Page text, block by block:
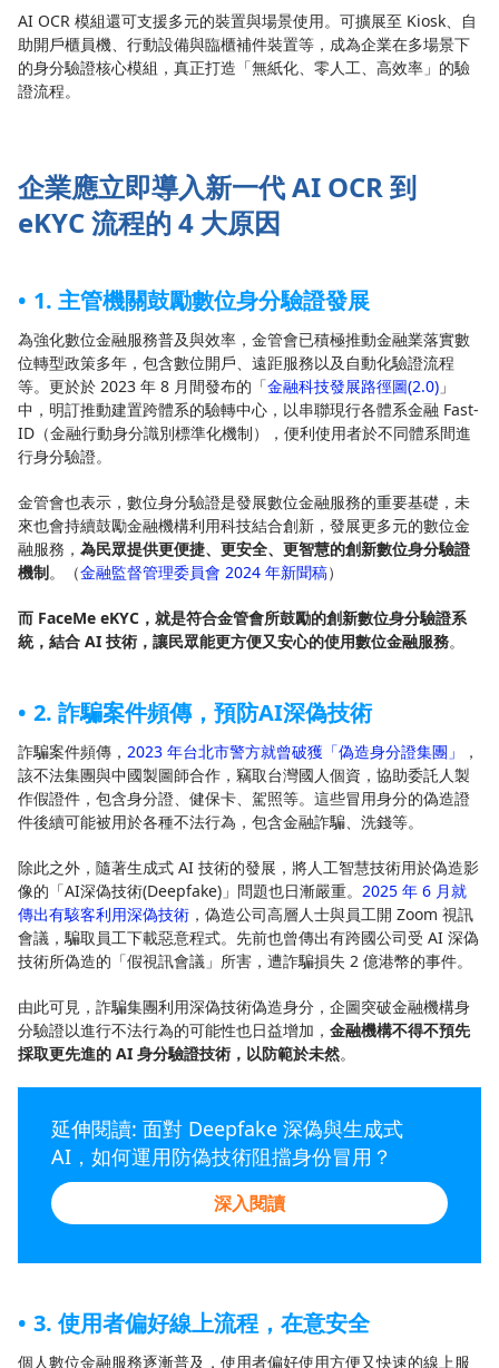
AI OCR 模組還可支援多元的裝置與場景使用。可擴展至 Kiosk、自
助開戶櫃員機、行動設備與臨櫃補件裝置等，成為企業在多場景下
的身分驗證核心模組，真正打造「無紙化、零人工、高效率」的驗
證流程。
企業應立即導入新一代 AI OCR 到
eKYC 流程的 4 大原因
1. 主管機關鼓勵數位身分驗證發展
為強化數位金融服務普及與效率，金管會已積極推動金融業落實數
位轉型政策多年，包含數位開戶、遠距服務以及自動化驗證流程
等。更於於 2023 年 8 月間發布的「金融科技發展路徑圖(2.0) 」
中，明訂推動建置跨體系的驗轉中心，以串聯現行各體系金融 Fast-
ID（金融行動身分識別標準化機制），便利使用者於不同體系間進
行身分驗證。
金管會也表示，數位身分驗證是發展數位金融服務的重要基礎，未
來也會持續鼓勵金融機構利用科技結合創新，發展更多元的數位金
融服務，為民眾提供更便捷、更安全、更智慧的創新數位身分驗證
機制。（金融監督管理委員會 2024 年新聞稿）
而 FaceMe eKYC，就是符合金管會所鼓勵的創新數位身分驗證系
統，結合 AI 技術，讓民眾能更方便又安心的使用數位金融服務。
2. 詐騙案件頻傳，預防AI深偽技術
詐騙案件頻傳，2023 年台北市警方就曾破獲「偽造身分證集團」
，
該不法集團與中國製圖師合作，竊取台灣國人個資，協助委託人製
作假證件，包含身分證、健保卡、駕照等。這些冒用身分的偽造證
件後續可能被用於各種不法行為，包含金融詐騙、洗錢等。
除此之外，隨著生成式 AI 技術的發展，將人工智慧技術用於偽造影
像的「AI深偽技術(Deepfake)」問題也日漸嚴重。2025 年 6 月就
傳出有駭客利用深偽技術 ，偽造公司高層人士與員工開 Zoom 視訊
會議，騙取員工下載惡意程式。先前也曾傳出有跨國公司受 AI 深偽
技術所偽造的「假視訊會議」所害，遭詐騙損失 2 億港幣的事件。
由此可見，詐騙集團利用深偽技術偽造身分，企圖突破金融機構身
分驗證以進行不法行為的可能性也日益增加，金融機構不得不預先
採取更先進的 AI 身分驗證技術，以防範於未然。
延伸閱讀: 面對 Deepfake 深偽與生成式
AI，如何運用防偽技術阻擋身份冒用？
深入閱讀
3. 使用者偏好線上流程，在意安全
個人數位金融服務逐漸普及，使用者偏好使用方便又快速的線上服